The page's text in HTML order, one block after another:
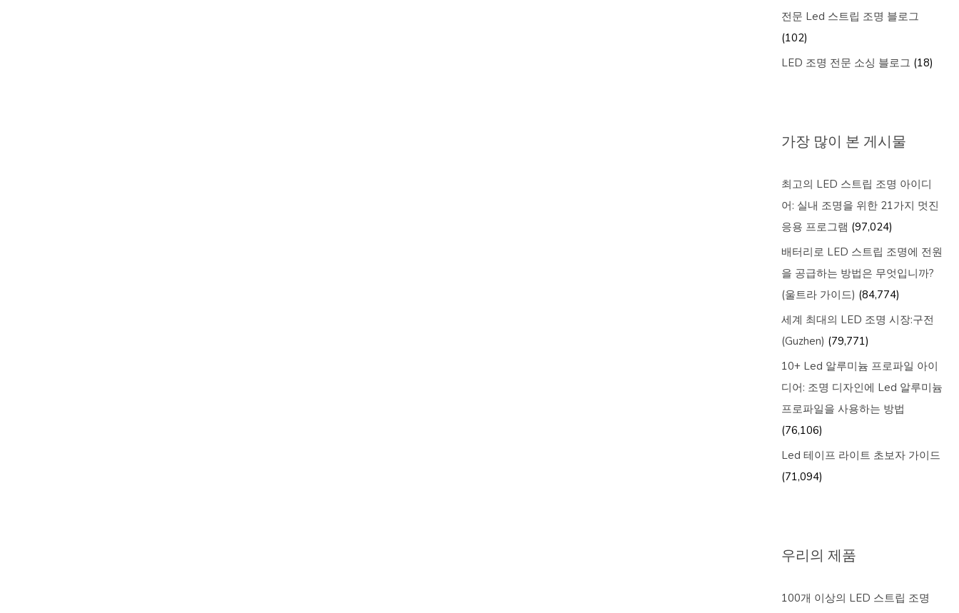
전문 Led 스트립 조명 블로그
(102)
LED 조명 전문 소싱 블로그 (18)
가장 많이 본 게시물
최고의 LED 스트립 조명 아이디
어: 실내 조명을 위한 21가지 멋진
응용 프로그램 (97,024)
배터리로 LED 스트립 조명에 전원
을 공급하는 방법은 무엇입니까?
(울트라 가이드) (84,774)
세계 최대의 LED 조명 시장:구전
(Guzhen) (79,771)
10+ Led 알루미늄 프로파일 아이
디어: 조명 디자인에 Led 알루미늄
프로파일을 사용하는 방법
(76,106)
Led 테이프 라이트 초보자 가이드
(71,094)
우리의 제품
100개 이상의 LED 스트립 조명